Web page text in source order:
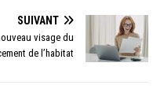
SUIVANT
visage du
de l’habitat